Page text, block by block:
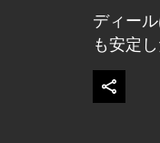
ディー
も安定